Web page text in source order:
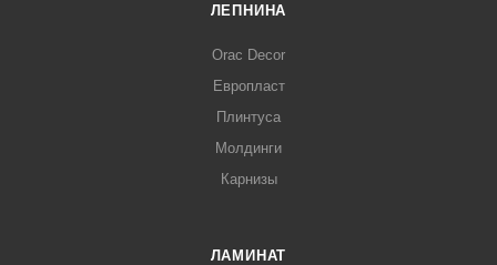
ЛЕПНИНА
Orac Decor
Европласт
Плинтуса
Молдинги
Карнизы
ЛАМИНАТ